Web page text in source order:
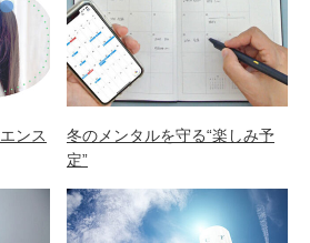
ンス
冬のメンタルを守る“楽しみ予
定”